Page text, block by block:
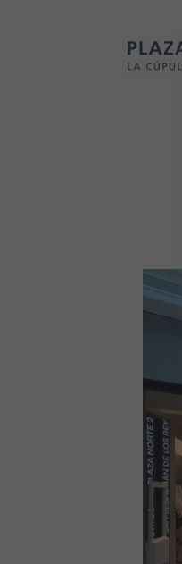
¡BIENVENIDA,